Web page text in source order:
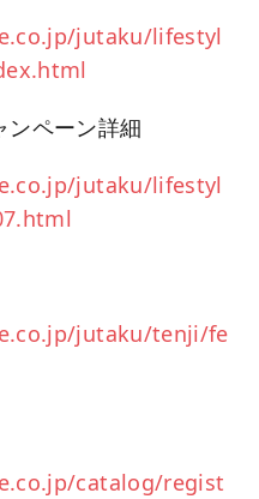
jutaku/lifestyl
ンペーン詳細
jutaku/lifestyl
jutaku/tenji/fe
catalog/regist